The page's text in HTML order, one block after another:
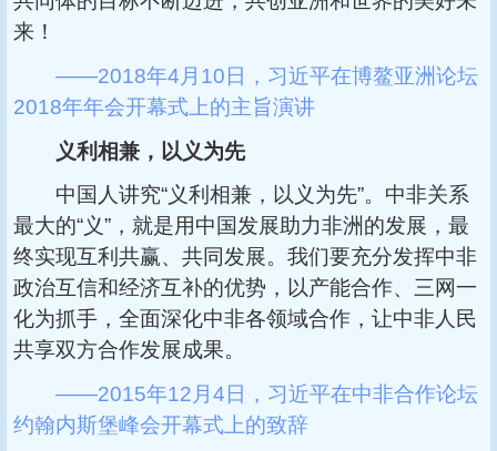
来！
——2018年4月10日，习近平在博鳌亚洲论坛
2018年年会开幕式上的主旨演讲
义利相兼，以义为先
中国人讲究“义利相兼，以义为先”。中非关系
最大的“义”，就是用中国发展助力非洲的发展，最
终实现互利共赢、共同发展。我们要充分发挥中非
政治互信和经济互补的优势，以产能合作、三网一
化为抓手，全面深化中非各领域合作，让中非人民
共享双方合作发展成果。
——2015年12月4日，习近平在中非合作论坛
约翰内斯堡峰会开幕式上的致辞